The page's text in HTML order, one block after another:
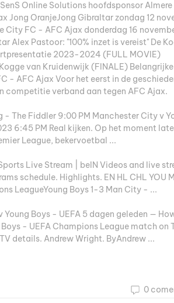
Online Solutions hoofdsponsor
Jong OranjeJong Gibraltar zondag 12
City FC - AFC Ajax donderdag 16
Alex Pastoor: "100% inzet is vereist" De
2023-2024 (FULL MOVIE)
van Kruidenwijk (FINALE)
- AFC Ajax Voor het eerst in de
competitie verband aan tegen AFC Ajax.
- The Fiddler 9:00 PM Manchester City v
6:45 PM Real kijken. Op het moment
League, bekervoetbal ...
Live Stream | beIN Videos and live
schedule. Highlights. EN HL CHL YOU
LeagueYoung Boys 1-3 Man City - ...
Boys - UEFA 5 dagen geleden —
- UEFA Champions League match on
details. Andrew Wright. ByAndrew ...
0